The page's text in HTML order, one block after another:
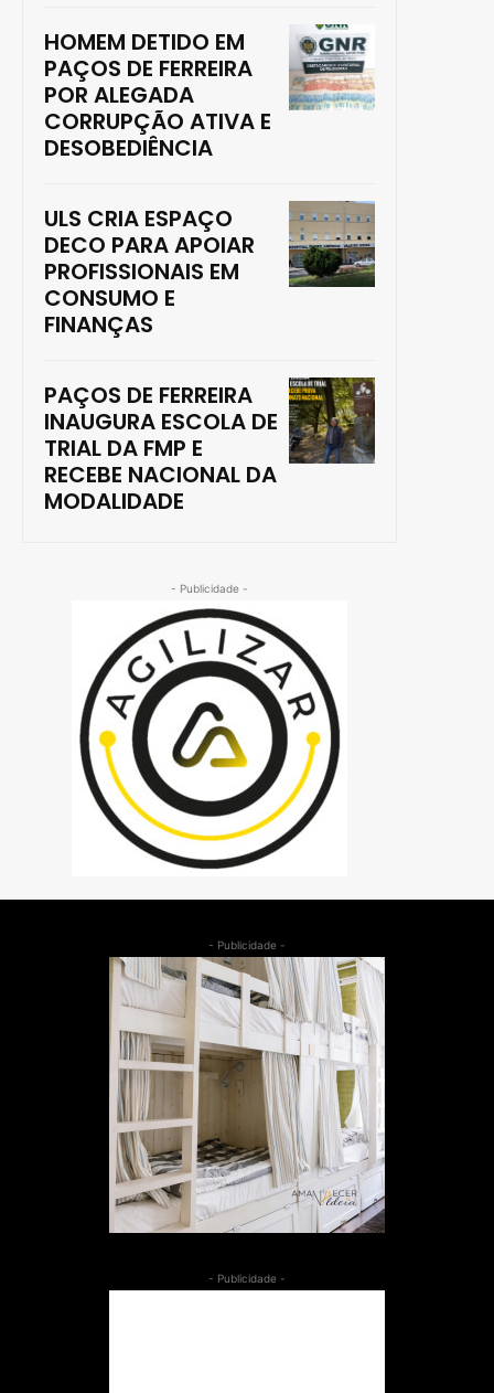
HOMEM DETIDO EM
PAÇOS DE FERREIRA
POR ALEGADA
CORRUPÇÃO ATIVA E
DESOBEDIÊNCIA
ULS CRIA ESPAÇO
DECO PARA APOIAR
PROFISSIONAIS EM
CONSUMO E
FINANÇAS
PAÇOS DE FERREIRA
INAUGURA ESCOLA DE
TRIAL DA FMP E
RECEBE NACIONAL DA
MODALIDADE
- Publicidade -
- Publicidade -
- Publicidade -